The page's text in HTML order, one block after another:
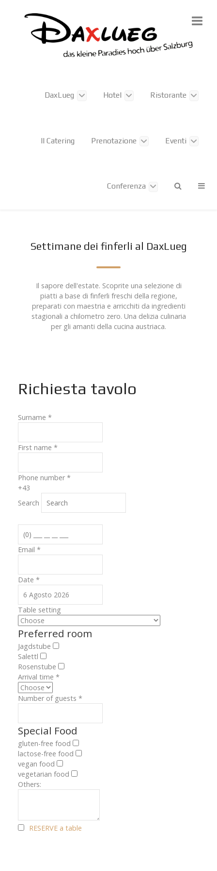
DaxLueg Hotel Ristorante
Il Catering Prenotazione Eventi
Conferenza
Settimane dei finferli al DaxLueg
Il sapore dell'estate. Scoprite una selezione di
piatti a base di finferli freschi della regione,
preparati con maestria e arricchiti da ingredienti
stagionali a chilometro zero. Una delizia culinaria
per gli amanti della cucina austriaca.
Richiesta tavolo
Surname *
First name *
Phone number*
+43
Search
Email *
Date *
Table setting
Preferred room
Jagdstube
Salettl
Rosenstube
Arrival time *
Number of guests *
Special Food
gluten-free food
lactose-free food
vegan food
vegetarian food
Others:
RESERVE a table